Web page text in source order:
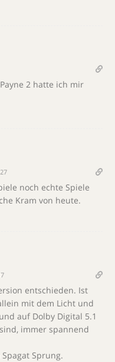
2 hatte ich mir
noch echte Spiele
Kram von heute.
entschieden. Ist
mit dem Licht und
auf Dolby Digital 5.1
immer spannend
Sprung.